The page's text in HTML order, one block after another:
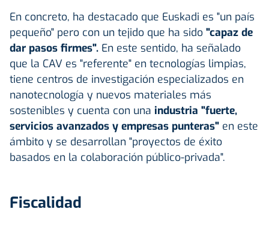
En concreto, ha destacado que Euskadi es "un país
pequeño" pero con un tejido que ha sido "capaz de
dar pasos firmes". En este sentido, ha señalado
que la CAV es "referente" en tecnologías limpias,
tiene centros de investigación especializados en
nanotecnología y nuevos materiales más
sostenibles y cuenta con una industria "fuerte,
servicios avanzados y empresas punteras" en este
ámbito y se desarrollan "proyectos de éxito
basados en la colaboración público-privada".
Fiscalidad